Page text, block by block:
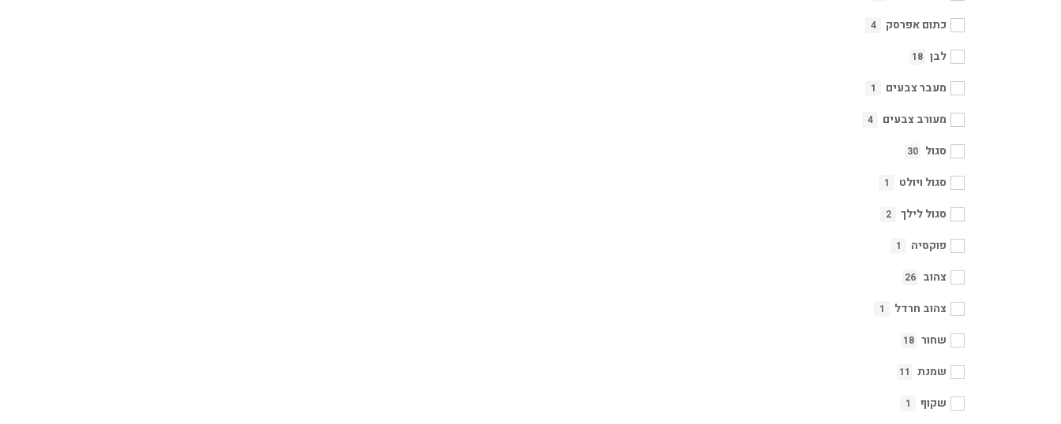
כתום אפרסק 4
לבן 18
מעבר צבעים 1
מעורב צבעים 4
סגול 30
סגול ויולט 1
סגול לילך 2
פוקסיה 1
צהוב 26
צהוב חרדל 1
שחור 18
שמנת 11
שקוף 1